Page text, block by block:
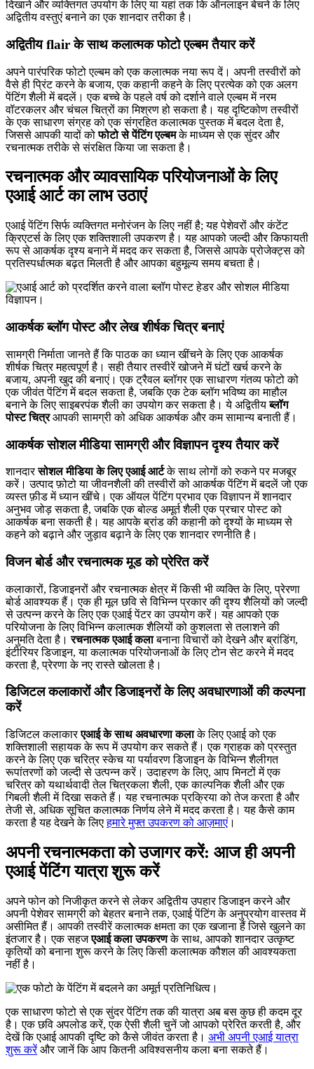
दिखाने और व्यक्तिगत उपयोग के लिए या यहां तक कि ऑनलाइन बेचने के लिए
अद्वितीय वस्तुएं बनाने का एक शानदार तरीका है।
अद्वितीय flair के साथ कलात्मक फोटो एल्बम तैयार करें
अपने पारंपरिक फोटो एल्बम को एक कलात्मक नया रूप दें। अपनी तस्वीरों को
वैसे ही प्रिंट करने के बजाय, एक कहानी कहने के लिए प्रत्येक को एक अलग
पेंटिंग शैली में बदलें। एक बच्चे के पहले वर्ष को दर्शाने वाले एल्बम में नरम
वॉटरकलर और चंचल चित्रों का मिश्रण हो सकता है। यह दृष्टिकोण तस्वीरों
के एक साधारण संग्रह को एक संग्रहित कलात्मक पुस्तक में बदल देता है,
जिससे आपकी यादों कोफोटो से पेंटिंग एल्बमके माध्यम से एक सुंदर और
रचनात्मक तरीके से संरक्षित किया जा सकता है।
रचनात्मक और व्यावसायिक परियोजनाओं के लिए
एआई आर्ट का लाभ उठाएं
एआई पेंटिंग सिर्फ व्यक्तिगत मनोरंजन के लिए नहीं है; यह पेशेवरों और कंटेंट
क्रिएटर्स के लिए एक शक्तिशाली उपकरण है। यह आपको जल्दी और किफायती
रूप से आकर्षक दृश्य बनाने में मदद कर सकता है, जिससे आपके प्रोजेक्ट्स को
प्रतिस्पर्धात्मक बढ़त मिलती है और आपका बहुमूल्य समय बचता है।
आकर्षक ब्लॉग पोस्ट और लेख शीर्षक चित्र बनाएं
सामग्री निर्माता जानते हैं कि पाठक का ध्यान खींचने के लिए एक आकर्षक
शीर्षक चित्र महत्वपूर्ण है। सही तैयार तस्वीरें खोजने में घंटों खर्च करने के
बजाय, अपनी खुद की बनाएं। एक ट्रैवल ब्लॉगर एक साधारण गंतव्य फोटो को
एक जीवंत पेंटिंग में बदल सकता है, जबकि एक टेक ब्लॉग भविष्य का माहौल
बनाने के लिए साइबरपंक शैली का उपयोग कर सकता है। ये अद्वितीयब्लॉग
पोस्ट चित्रआपकी सामग्री को अधिक आकर्षक और कम सामान्य बनाती हैं।
आकर्षक सोशल मीडिया सामग्री और विज्ञापन दृश्य तैयार करें
शानदारसोशल मीडिया के लिए एआई आर्टके साथ लोगों को रुकने पर मजबूर
करें। उत्पाद फ़ोटो या जीवनशैली की तस्वीरों को आकर्षक पेंटिंग में बदलें जो एक
व्यस्त फ़ीड में ध्यान खींचे। एक ऑयल पेंटिंग प्रभाव एक विज्ञापन में शानदार
अनुभव जोड़ सकता है, जबकि एक बोल्ड अमूर्त शैली एक प्रचार पोस्ट को
आकर्षक बना सकती है। यह आपके ब्रांड की कहानी को दृश्यों के माध्यम से
कहने को बढ़ाने और जुड़ाव बढ़ाने के लिए एक शानदार रणनीति है।
विजन बोर्ड और रचनात्मक मूड को प्रेरित करें
कलाकारों, डिजाइनरों और रचनात्मक क्षेत्र में किसी भी व्यक्ति के लिए, प्रेरणा
बोर्ड आवश्यक हैं। एक ही मूल छवि से विभिन्न प्रकार की दृश्य शैलियों को जल्दी
से उत्पन्न करने के लिए एक एआई पेंटर का उपयोग करें। यह आपको एक
परियोजना के लिए विभिन्न कलात्मक शैलियों को कुशलता से तलाशने की
अनुमति देता है।रचनात्मक एआई कलाबनाना विचारों को देखने और ब्रांडिंग,
इंटीरियर डिजाइन, या कलात्मक परियोजनाओं के लिए टोन सेट करने में मदद
करता है, प्रेरणा के नए रास्ते खोलता है।
डिजिटल कलाकारों और डिजाइनरों के लिए अवधारणाओं की कल्पना
करें
डिजिटल कलाकारएआई के साथ अवधारणा कलाके लिए एआई को एक
शक्तिशाली सहायक के रूप में उपयोग कर सकते हैं। एक ग्राहक को प्रस्तुत
करने के लिए एक चरित्र स्केच या पर्यावरण डिजाइन के विभिन्न शैलीगत
रूपांतरणों को जल्दी से उत्पन्न करें। उदाहरण के लिए, आप मिनटों में एक
चरित्र को यथार्थवादी तेल चित्रकला शैली, एक काल्पनिक शैली और एक
गिबली शैली में दिखा सकते हैं। यह रचनात्मक प्रक्रिया को तेज करता है और
तेजी से, अधिक सूचित कलात्मक निर्णय लेने में मदद करता है। यह कैसे काम
करता है यह देखने के लिएहमारे मुफ्त उपकरण को आज़माएं ।
अपनी रचनात्मकता को उजागर करें: आज ही अपनी
एआई पेंटिंग यात्रा शुरू करें
अपने फोन को निजीकृत करने से लेकर अद्वितीय उपहार डिजाइन करने और
अपनी पेशेवर सामग्री को बेहतर बनाने तक, एआई पेंटिंग के अनुप्रयोग वास्तव में
असीमित हैं। आपकी तस्वीरें कलात्मक क्षमता का एक खजाना हैं जिसे खुलने का
इंतजार है। एक सहजएआई कला उपकरणके साथ, आपको शानदार उत्कृष्ट
कृतियों को बनाना शुरू करने के लिए किसी कलात्मक कौशल की आवश्यकता
नहीं है।
एक साधारण फोटो से एक सुंदर पेंटिंग तक की यात्रा अब बस कुछ ही कदम दूर
है। एक छवि अपलोड करें, एक ऐसी शैली चुनें जो आपको प्रेरित करती है, और
देखें कि एआई आपकी दृष्टि को कैसे जीवंत करता है। अभी अपनी एआई यात्रा
शुरू करेंऔर जानें कि आप कितनी अविश्वसनीय कला बना सकते हैं।